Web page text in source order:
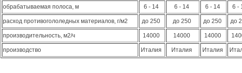
обрабатываемая полоса, м 6 - 14 6 - 14 6 - 14 6 -
расход противогололедных материалов, г/м2 до 250 до 250 до 250 до
производительность, м2/ч 14000 14000 14000
производство Италия Италия Италия